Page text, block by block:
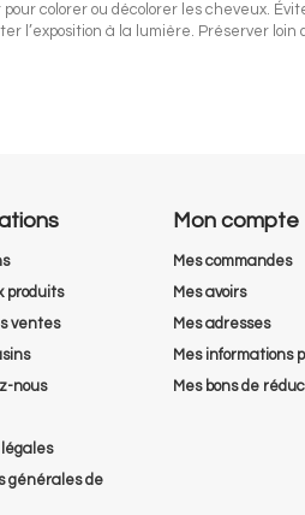
pour colorer ou décolorer les cheveux.
l’exposition à la lumière. Préserver loin
produits
ventes
nous
générales de
Mon compte
Mes commandes
Mes avoirs
Mes adresses
Mes informations
Mes bons de